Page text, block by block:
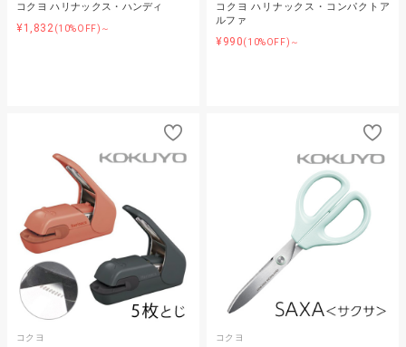
コクヨ ハリナックス・ハンディ
¥1,832(10%OFF)～
コクヨ ハリナックス・コンパクトア
ルファ
¥990(10%OFF)～
コクヨ コクヨ